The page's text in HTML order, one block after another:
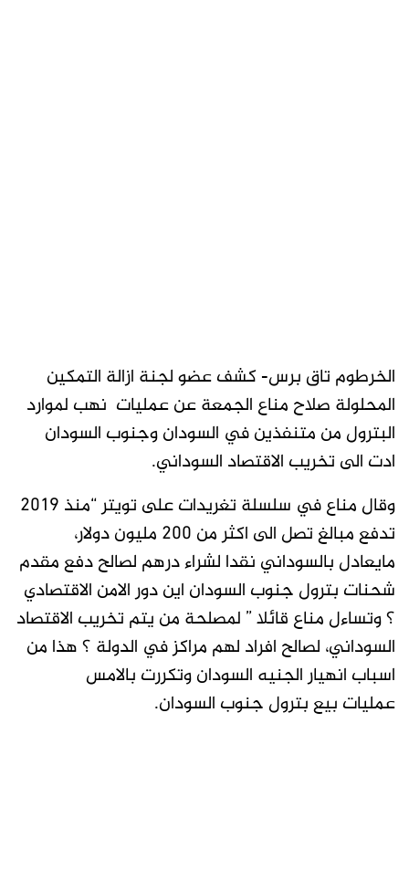
الخرطوم تاق برس- كشف عضو لجنة ازالة التمكين
المحلولة صلاح مناع الجمعة عن عمليات نهب لموارد
البترول من متنفذين في السودان وجنوب السودان
ادت الى تخريب الاقتصاد السوداني.
وقال مناع في سلسلة تغريدات على تويتر “منذ ٢٠١٩
تدفع مبالغ تصل الى اكثر من ٢٠٠ مليون دولار،
مايعادل بالسوداني نقدا لشراء درهم لصالح دفع مقدم
شحنات بترول جنوب السودان اين دور الامن الاقتصادي
؟ وتساءل مناع قائلا ” لمصلحة من يتم تخريب الاقتصاد
السوداني، لصالح افراد لهم مراكز في الدولة ؟ هذا من
اسباب انهيار الجنيه السودان وتكررت بالامس
عمليات بيع بترول جنوب السودان.